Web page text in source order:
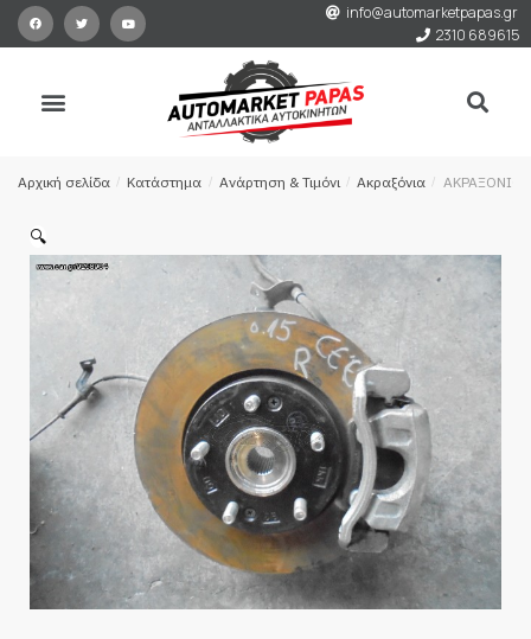
info@automarketpapas.gr
2310 689615
Αρχική σελίδα / Κατάστημα / Ανάρτηση & Τιμόνι / Ακραξόνια / ΑΚΡΑΞΟΝΙΟ
🔍